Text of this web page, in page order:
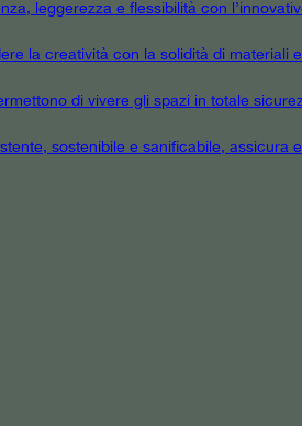
leggerezza e flessibilità con
la creatività con la solidità di materiali
di vivere gli spazi in totale
sostenibile e sanificabile, assicura